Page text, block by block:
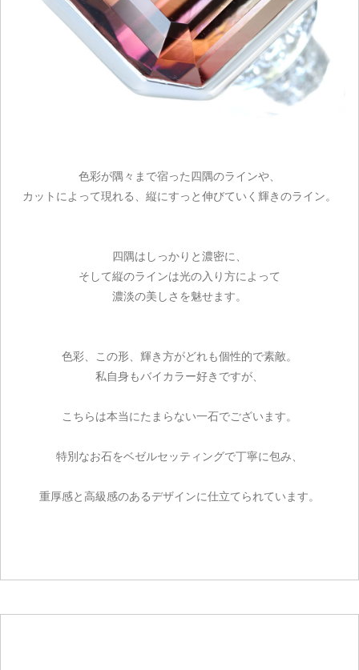
色彩が隅々まで宿った四隅のラインや、
カットによって現れる、縦にすっと伸びていく輝きのライン。
四隅はしっかりと濃密に、
そして縦のラインは光の入り方によって
濃淡の美しさを魅せます。
色彩、この形、輝き方がどれも個性的で素敵。
私自身もバイカラー好きですが、
こちらは本当にたまらない一石でございます。
特別なお石をベゼルセッティングで丁寧に包み、
重厚感と高級感のあるデザインに仕立てられています。